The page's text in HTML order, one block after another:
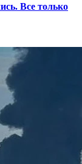
Все только